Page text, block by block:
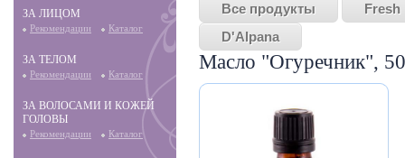
ЗА ЛИЦОМ
Рекомендации Каталог
ЗА ТЕЛОМ
Рекомендации Каталог
ЗА ВОЛОСАМИ И КОЖЕЙ
ГОЛОВЫ
Рекомендации Каталог
Все продукты
Fresh
D'Alpana
Масло "Огуречник",